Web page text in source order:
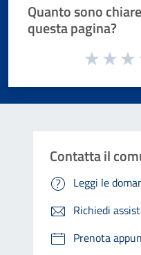
Quanto sono
questa pagina?
Valuta da 1 a 5 stelle la
Contatta il
Leggi le
Richiedi
Prenota